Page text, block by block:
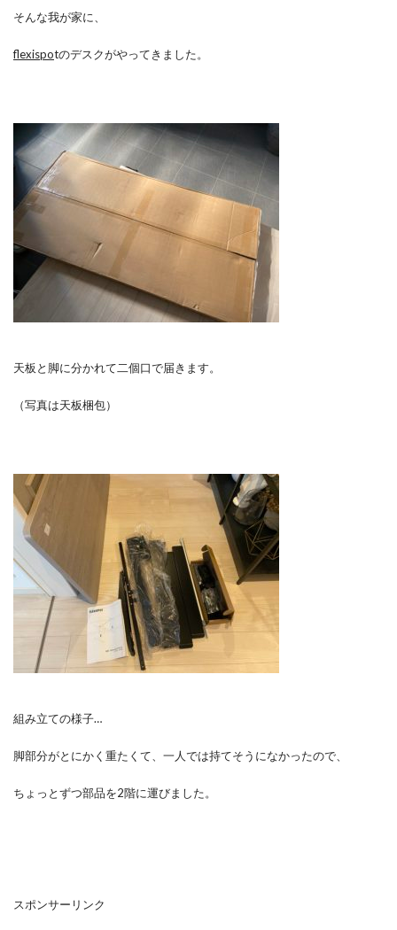
そんな我が家に、
flexispotのデスクがやってきました。
天板と脚に分かれて二個口で届きます。
（写真は天板梱包）
組み立ての様子…
脚部分がとにかく重たくて、一人では持てそうになかったので、
ちょっとずつ部品を2階に運びました。
スポンサーリンク